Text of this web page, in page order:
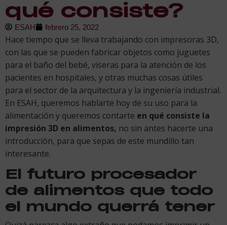
qué consiste?
ESAH febrero 25, 2022
Hace tiempo que se lleva trabajando con impresoras 3D,
con las que se pueden fabricar objetos como juguetes
para el baño del bebé, viseras para la atención de los
pacientes en hospitales, y otras muchas cosas útiles
para el sector de la arquitectura y la ingeniería industrial.
En ESAH, queremos hablarte hoy de su uso para la
alimentación y queremos contarte en qué consiste la
impresión 3D en alimentos, no sin antes hacerte una
introducción, para que sepas de este mundillo tan
interesante.
El futuro procesador
de alimentos que todo
el mundo querrá tener